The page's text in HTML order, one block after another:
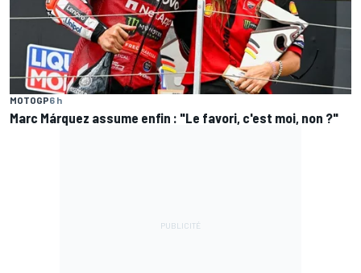
MOTOGP6 h
Marc Márquez assume enfin : "Le favori, c'est moi, non ?"